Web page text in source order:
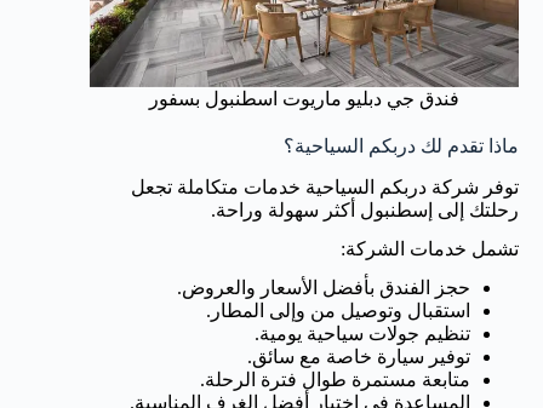
فندق جي دبليو ماريوت اسطنبول بسفور
ماذا تقدم لك دربكم السياحية؟
توفر شركة دربكم السياحية خدمات متكاملة تجعل
رحلتك إلى إسطنبول أكثر سهولة وراحة.
تشمل خدمات الشركة:
حجز الفندق بأفضل الأسعار والعروض.
استقبال وتوصيل من وإلى المطار.
تنظيم جولات سياحية يومية.
توفير سيارة خاصة مع سائق.
متابعة مستمرة طوال فترة الرحلة.
المساعدة في اختيار أفضل الغرف المناسبة.